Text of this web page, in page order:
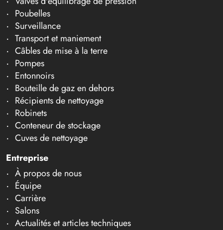
Poubelles
Surveillance
Transport et maniement
Câbles de mise à la terre
Pompes
Entonnoirs
Bouteille de gaz en dehors
Récipients de nettoyage
Robinets
Conteneur de stockage
Cuves de nettoyage
Entreprise
À propos de nous
Équipe
Carrière
Salons
Actualités et articles techniques